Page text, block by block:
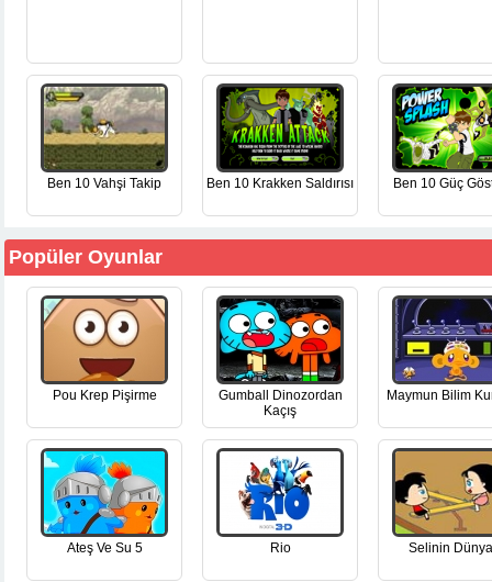
Ben 10 Vahşi Takip Ben 10 Krakken Saldırısı Ben 10 Güç
Popüler Oyunlar
Pou Krep Pişirme
Gumball Dinozordan
Kaçış
Maymun Bilim
Ateş Ve Su 5 Rio Selinin